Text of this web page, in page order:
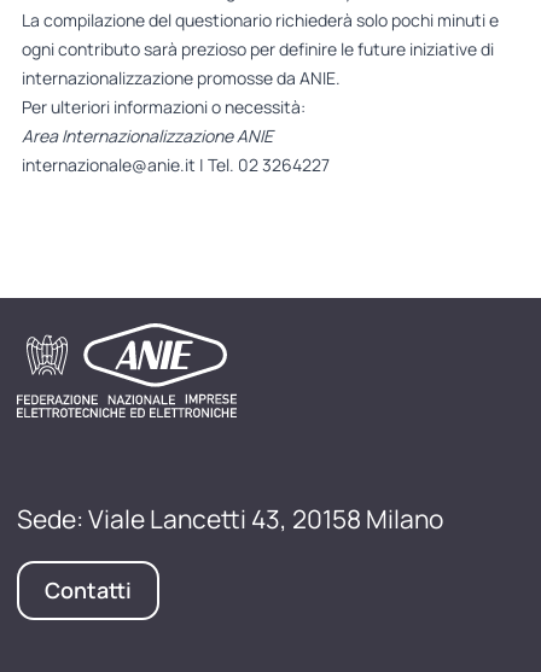
La compilazione del questionario richiederà solo pochi minuti e
ogni contributo sarà prezioso per definire le future iniziative di
internazionalizzazione promosse da ANIE.
Per ulteriori informazioni o necessità:
Area Internazionalizzazione ANIE
internazionale@anie.it | Tel. 02 3264227
Sede: Viale Lancetti 43, 20158 Milano
Contatti